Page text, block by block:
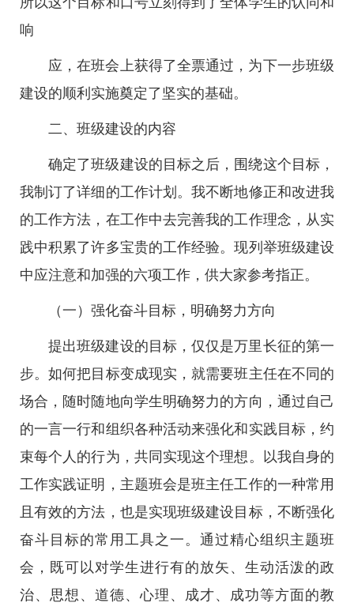
响
应，在班会上获得了全票通过，为下一步班级
建设的顺利实施奠定了坚实的基础。
二、班级建设的内容
确定了班级建设的目标之后，围绕这个目标，
我制订了详细的工作计划。我不断地修正和改进我
的工作方法，在工作中去完善我的工作理念，从实
践中积累了许多宝贵的工作经验。现列举班级建设
中应注意和加强的六项工作，供大家参考指正。
（一）强化奋斗目标，明确努力方向
提出班级建设的目标，仅仅是万里长征的第一
步。如何把目标变成现实，就需要班主任在不同的
场合，随时随地向学生明确努力的方向，通过自己
的一言一行和组织各种活动来强化和实践目标，约
束每个人的行为，共同实现这个理想。以我自身的
工作实践证明，主题班会是班主任工作的一种常用
且有效的方法，也是实现班级建设目标，不断强化
奋斗目标的常用工具之一。通过精心组织主题班
会，既可以对学生进行有的放矢、生动活泼的政
治、思想、道德、心理、成才、成功等方面的教